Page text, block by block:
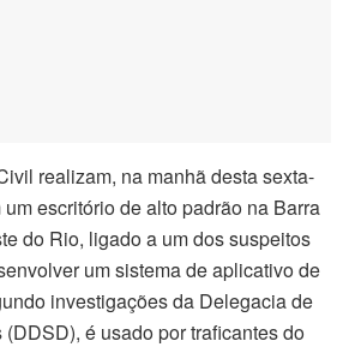
realizam, na manhã desta sexta-
escritório de alto padrão na Barra
do Rio, ligado a um dos suspeitos
um sistema de aplicativo de
investigações da Delegacia de
é usado por traficantes do